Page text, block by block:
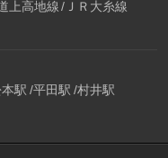
上高地線
ＪＲ大糸線
駅 平田駅 村井駅